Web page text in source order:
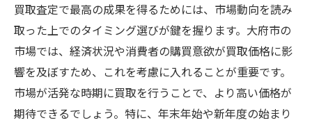
買取査定で最高の成果を得るためには、市場動向を読み
取った上でのタイミング選びが鍵を握ります。大府市の
市場では、経済状況や消費者の購買意欲が買取価格に影
響を及ぼすため、これを考慮に入れることが重要です。
市場が活発な時期に買取を行うことで、より高い価格が
期待できるでしょう。特に、年末年始や新年度の始まり